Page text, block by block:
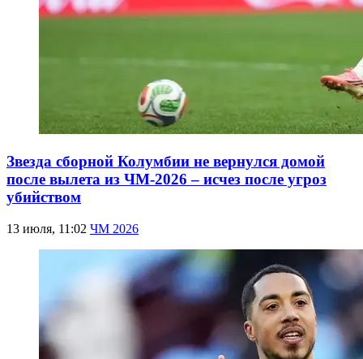
Звезда сборной Колумбии не вернулся домой
после вылета из ЧМ-2026 – исчез после угроз
убийством
13 июля, 11:02 ЧМ 2026